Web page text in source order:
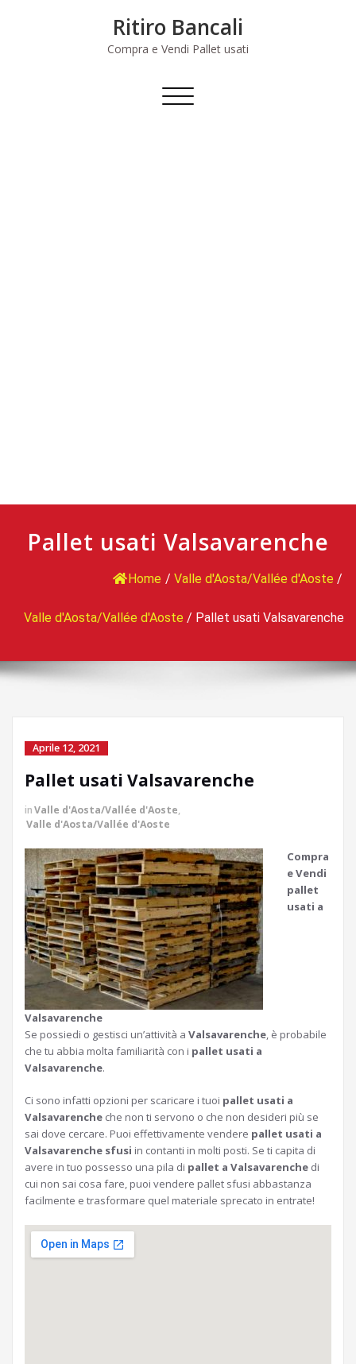
Ritiro Bancali
Compra e Vendi Pallet usati
Commuta
Pallet usati Valsavarenche
Home / Valle d'Aosta/Vallée d'Aoste /
Valle d'Aosta/Vallée d'Aoste / Pallet usati Valsavarenche
Aprile 12, 2021
Pallet usati Valsavarenche
inValle d'Aosta/Vallée d'Aoste,
Valle d'Aosta/Vallée d'Aoste
Compra
e Vendi
pallet
usati a
Valsavarenche
Se possiedi o gestisci un’attività a Valsavarenche, è probabile
che tu abbia molta familiarità con i pallet usati a
Valsavarenche.
Ci sono infatti opzioni per scaricare i tuoi pallet usati a
Valsavarenche che non ti servono o che non desideri più se
sai dove cercare. Puoi effettivamente vendere pallet usati a
Valsavarenche sfusi in contanti in molti posti. Se ti capita di
avere in tuo possesso una pila di pallet a Valsavarenche di
cui non sai cosa fare, puoi vendere pallet sfusi abbastanza
facilmente e trasformare quel materiale sprecato in entrate!